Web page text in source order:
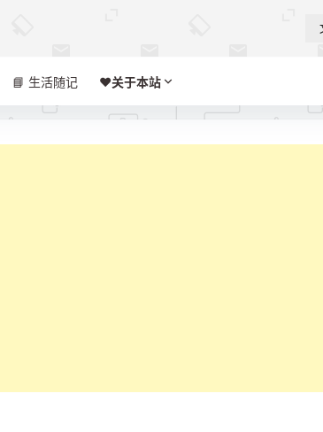
📘 生活随记 ❤️‍关于本站